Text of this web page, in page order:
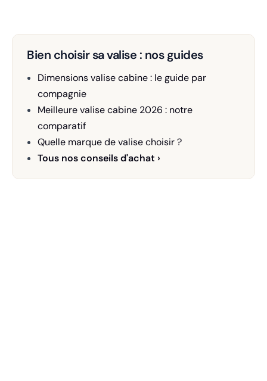
Bien choisir sa valise : nos guides
Dimensions valise cabine : le guide par
compagnie
Meilleure valise cabine 2026 : notre
comparatif
Quelle marque de valise choisir ?
Tous nos conseils d'achat ›